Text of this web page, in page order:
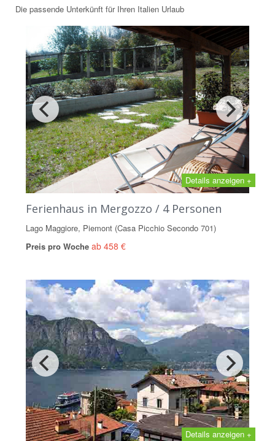
Die passende Unterkünft für Ihren Italien Urlaub
Details anzeigen +
Ferienhaus in Mergozzo / 4 Personen
Lago Maggiore, Piemont (Casa Picchio Secondo 701)
Preis pro Woche ab 458 €
Details anzeigen +